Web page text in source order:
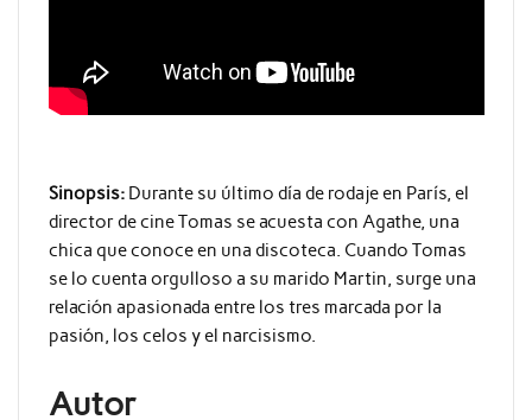
Sinopsis: Durante su último día de rodaje en París, el
director de cine Tomas se acuesta con Agathe, una
chica que conoce en una discoteca. Cuando Tomas
se lo cuenta orgulloso a su marido Martin, surge una
relación apasionada entre los tres marcada por la
pasión, los celos y el narcisismo.
Autor